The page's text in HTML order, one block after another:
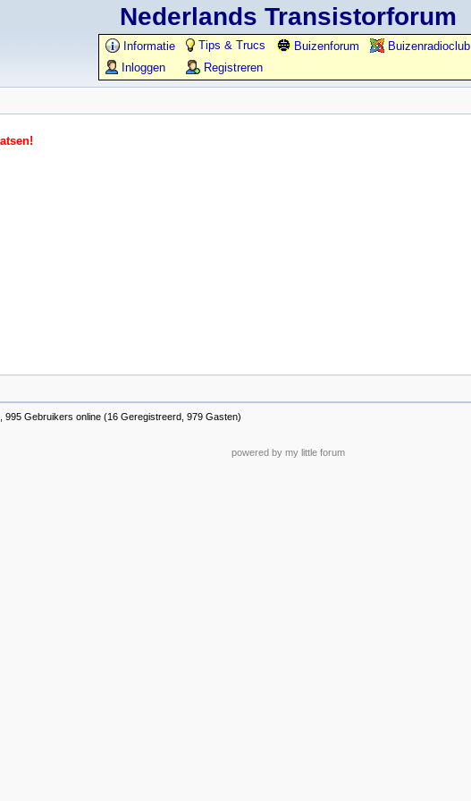
Nederlands Transistorforum
Informatie Tips & Trucs Buizenforum
Buizenradioclub
Inloggen
Registreren
Gebruikers online (16 Geregistreerd, 979 Gasten)
powered by my little forum